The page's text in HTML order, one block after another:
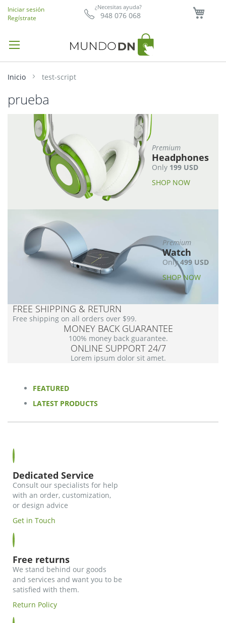
¿Necesitas ayuda?
948 076 068
Iniciar sesión
Regístrate
Inicio test-script
prueba
Premium
Headphones
Only 199 USD
SHOP NOW
Premium
Watch
Only499 USD
SHOP NOW
FREE SHIPPING & RETURN
Free shipping on all orders over $99.
MONEY BACK GUARANTEE
100% money back guarantee.
ONLINE SUPPORT 24/7
Lorem ipsum dolor sit amet.
FEATURED
LATEST PRODUCTS
Dedicated Service
Consult our specialists for help
with an order, customization,
or design advice
Get in Touch
Free returns
We stand behind our goods
and services and want you to be
satisfied with them.
Return Policy